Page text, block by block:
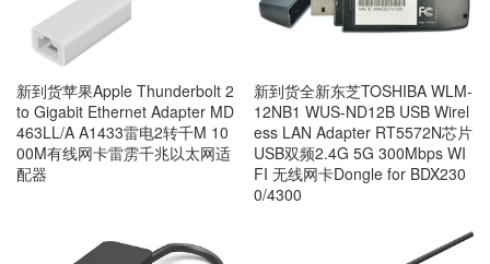
新到货苹果Apple Thunderbolt 2
to Gigabit Ethernet Adapter MD
463LL/A A1433雷电2转千M 10
00M有线网卡雷雳千兆以太网适
配器
新到货全新东芝TOSHIBA WLM-
12NB1 WUS-ND12B USB Wirel
ess LAN Adapter RT5572N芯片
USB双频2.4G 5G 300Mbps WI
FI 无线网卡Dongle for BDX230
0/4300